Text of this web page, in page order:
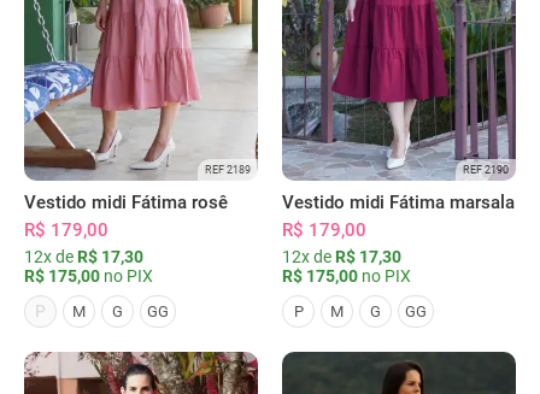
REF 2189
Vestido midi Fátima rosê
R$ 179,00
12x de R$ 17,30
R$ 175,00 no PIX
P
M G GG
REF 2190
Vestido midi Fátima marsala
R$ 179,00
12x de R$ 17,30
R$ 175,00 no PIX
P M G GG